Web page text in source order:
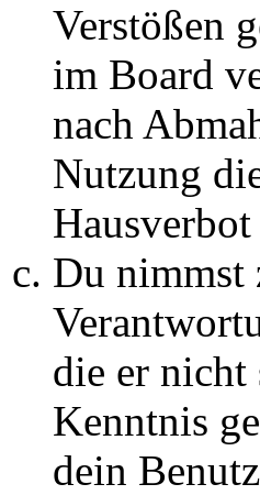
Verstößen
im Board
nach
Nutzung
Du nimmst
die er nicht
Kenntnis
dein